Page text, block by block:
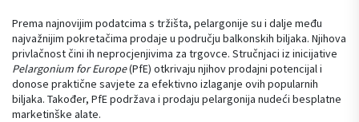
Prema najnovijim podatcima s tržišta, pelargonije su i dalje među
najvažnijim pokretačima prodaje u području balkonskih biljaka. Njihova
privlačnost čini ih neprocjenjivima za trgovce. Stručnjaci iz inicijative
Pelargonium for Europe(PfE) otkrivaju njihov prodajni potencijal i
donose praktične savjete za efektivno izlaganje ovih popularnih
biljaka. Također, PfE podržava i prodaju pelargonija nudeći besplatne
marketinške alate.